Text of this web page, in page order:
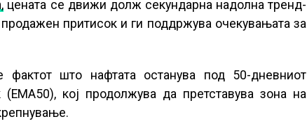
цената се движи долж секундарна надолна тренд-
притисок и ги поддржува очекувањата за
фактот што нафтата останува под 50-дневниот
кој продолжува да претставува зона на